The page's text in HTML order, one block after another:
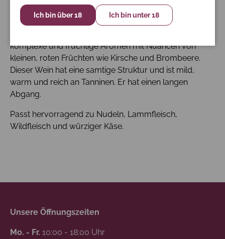
Dieser Primitivo di Manduria hat eine rubinrote Farbe
komplexe und fruchtige Aromen mit Nuancen von
kleinen, roten Früchten wie Kirsche und Brombeere.
Dieser Wein hat eine samtige Struktur und ist mild,
warm und reich an Tanninen. Er hat einen langen
Abgang.
Passt hervorragend zu Nudeln, Lammfleisch,
Wildfleisch und würziger Käse.
Ich bin über 18 Ich bin unter 18
Unsere Öffnungszeiten
Mo. - Fr. 10:00 - 18:00 Uhr